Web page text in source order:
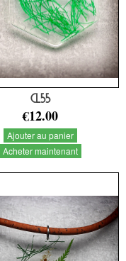
CL55
€12.00
Ajouter au panier
Acheter maintenant